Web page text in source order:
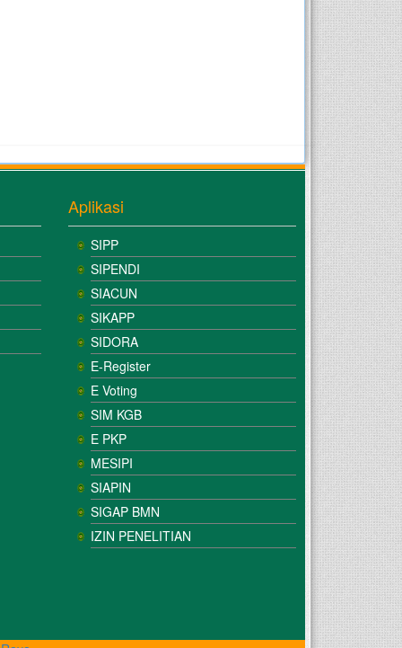
Aplikasi
SIPP
SIPENDI
SIACUN
SIKAPP
SIDORA
E-Register
E Voting
SIM KGB
E PKP
MESIPI
SIAPIN
SIGAP BMN
IZIN PENELITIAN